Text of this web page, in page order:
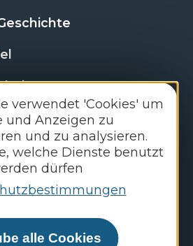
verwendet 'Cookies' um
und Anzeigen zu
und zu analysieren.
welche Dienste benutzt
dürfen
alle Cookies
RAGT
der RAGT-Gruppe
gestellte Fragen
Websites der RAGT-